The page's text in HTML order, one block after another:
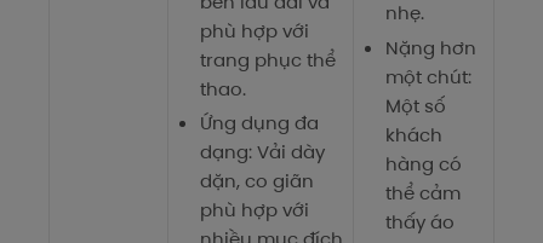
phù hợp với
trang phục thể
thao.
Ứng dụng đa
dạng: Vải dày
dặn, co giãn
phù hợp với
nhẹ.
Nặng hơn
một chút:
Một số
khách
hàng có
thể cảm
thấy áo